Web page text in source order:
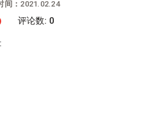
间：2021.02.24
评论数: 0